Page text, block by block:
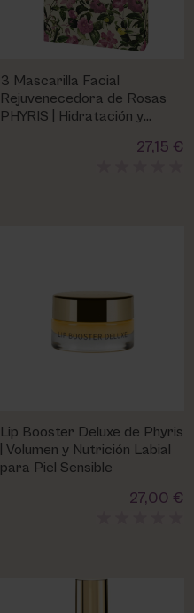
3 Mascarilla Facial
Rejuvenecedora de Rosas
PHYRIS | Hidratación y
27,15 €
Lip Booster Deluxe de Phyris
| Volumen y Nutrición Labial
para Piel Sensible
27,00 €